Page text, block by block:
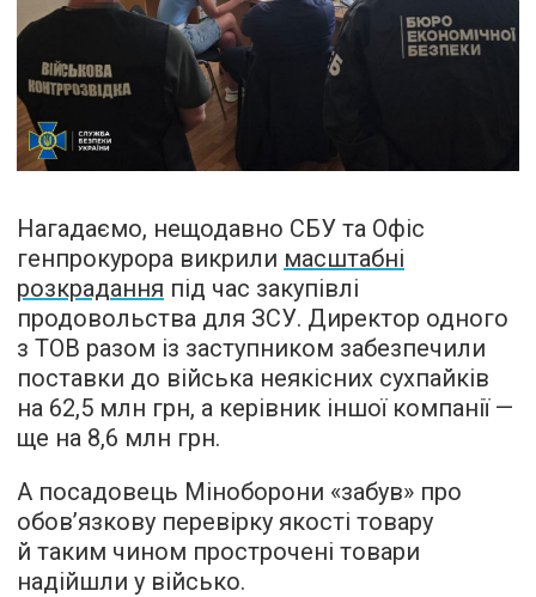
Нагадаємо, нещодавно СБУ та Офіс
генпрокурора викрили масштабні
розкрадання під час закупівлі
продовольства для ЗСУ. Директор одного
з ТОВ разом із заступником забезпечили
поставки до війська неякісних сухпайків
на 62,5 млн грн, а керівник іншої компанії —
ще на 8,6 млн грн.
А посадовець Міноборони «забув» про
обов’язкову перевірку якості товару
й таким чином прострочені товари
надійшли у військо.